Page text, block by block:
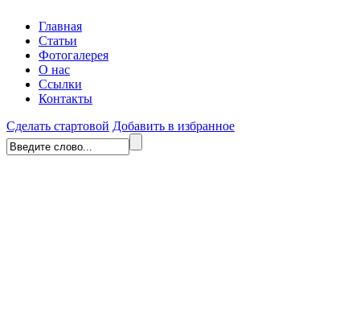
Главная
Статьи
Фотогалерея
О нас
Ссылки
Контакты
Сделать стартовой Добавить в избранное